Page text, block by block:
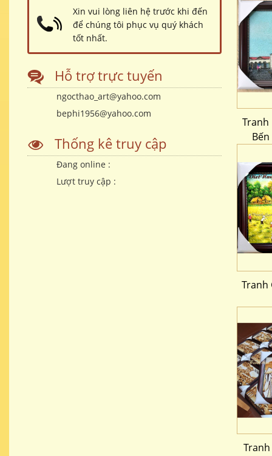
Tranh
Tranh
Xin vui lòng liên hệ trước khi đến
để chúng tôi phục vụ quý khách
tốt nhất.
Hỗ trợ trực tuyến
ngocthao_art@yahoo.com
bephi1956@yahoo.com
Thống kê truy cập
Đang online :
Lượt truy cập :